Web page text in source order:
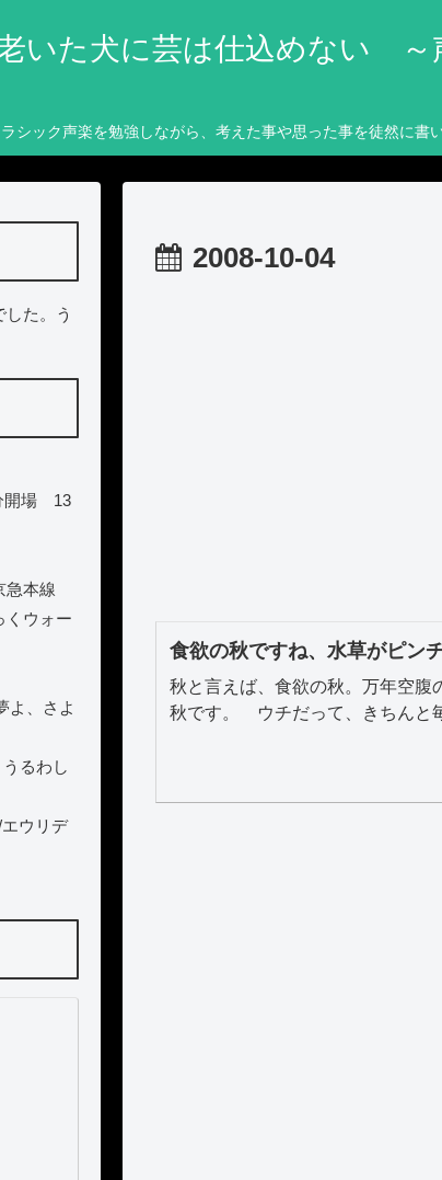
いた犬に芸は仕込めない ～
シック声楽を勉強しながら、考えた事や思った事を徒然
2008-10-04
食欲の秋ですね、水草がピンチ
秋と言えば、食欲の秋。万年空腹
秋です。 ウチだって、きちんと
た。う
開場 13
急本線
くウォー
よ、さよ
るわし
ウリデ